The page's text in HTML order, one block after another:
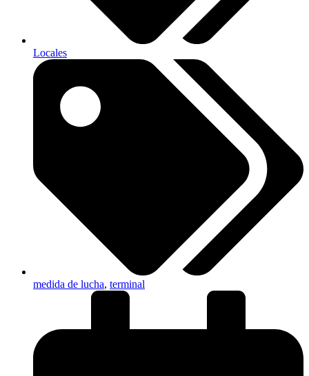
Locales
medida de lucha, terminal